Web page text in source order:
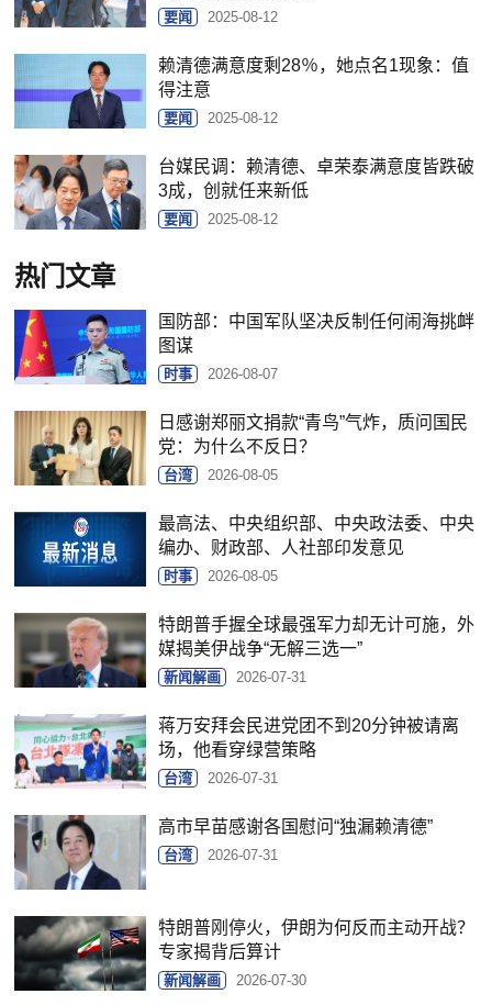
要闻 2025-08-12
赖清德满意度剩28％，她点名1现象：值
得注意
要闻 2025-08-12
台媒民调：赖清德、卓荣泰满意度皆跌破
3成，创就任来新低
要闻 2025-08-12
热门文章
国防部：中国军队坚决反制任何闹海挑衅
图谋
时事 2026-08-07
日感谢郑丽文捐款“青鸟”气炸，质问国民
党：为什么不反日？
台湾 2026-08-05
最高法、中央组织部、中央政法委、中央
编办、财政部、人社部印发意见
时事 2026-08-05
特朗普手握全球最强军力却无计可施，外
媒揭美伊战争“无解三选一”
新闻解画 2026-07-31
蒋万安拜会民进党团不到20分钟被请离
场，他看穿绿营策略
台湾 2026-07-31
高市早苗感谢各国慰问“独漏赖清德”
台湾 2026-07-31
特朗普刚停火，伊朗为何反而主动开战？
专家揭背后算计
新闻解画 2026-07-30